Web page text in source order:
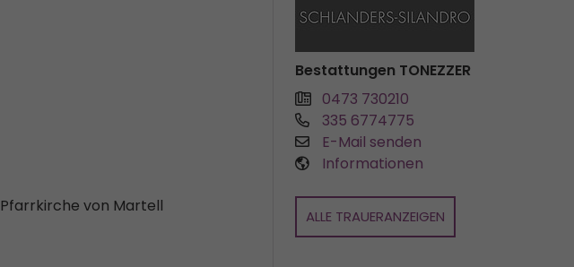
Pfarrkirche von Martell
Bestattungen TONEZZER
0473 730210
335 6774775
E-Mail senden
Informationen
ALLE TRAUERANZEIGEN